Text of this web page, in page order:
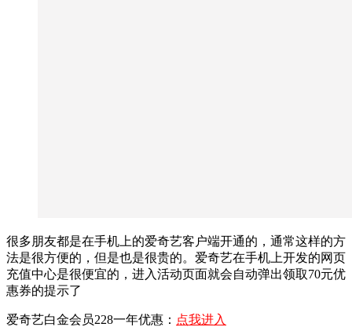
很多朋友都是在手机上的爱奇艺客户端开通的，通常这样的方
法是很方便的，但是也是很贵的。爱奇艺在手机上开发的网页
充值中心是很便宜的，进入活动页面就会自动弹出领取70元优
惠券的提示了
爱奇艺白金会员228一年优惠： 点我进入